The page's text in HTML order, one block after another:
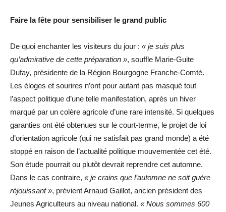
Faire la fête pour sensibiliser le grand public
De quoi enchanter les visiteurs du jour : « je suis plus
qu’admirative de cette préparation », souffle Marie-Guite
Dufay, présidente de la Région Bourgogne Franche-Comté.
Les éloges et sourires n’ont pour autant pas masqué tout
l’aspect politique d’une telle manifestation, après un hiver
marqué par un colère agricole d’une rare intensité. Si quelques
garanties ont été obtenues sur le court-terme, le projet de loi
d’orientation agricole (qui ne satisfait pas grand monde) a été
stoppé en raison de l’actualité politique mouvementée cet été.
Son étude pourrait ou plutôt devrait reprendre cet automne.
Dans le cas contraire, « je crains que l’automne ne soit guère
réjouissant », prévient Arnaud Gaillot, ancien président des
Jeunes Agriculteurs au niveau national. « Nous sommes 600